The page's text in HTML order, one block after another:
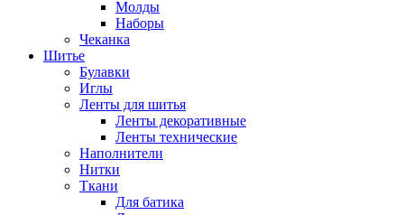
Молды
Наборы
Чеканка
Шитье
Булавки
Иглы
Ленты для шитья
Ленты декоративные
Ленты технические
Наполнители
Нитки
Ткани
Для батика